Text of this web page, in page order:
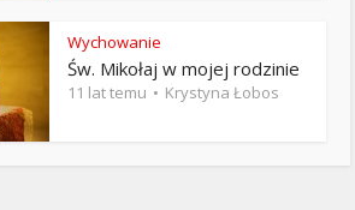
Wychowanie
Św. Mikołaj w mojej rodzinie
11 lat temu Krystyna Łobos